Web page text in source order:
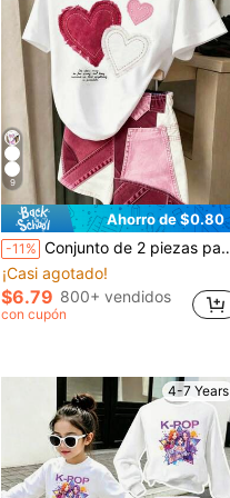
9
Ahorro de $0.80
-11% Conjunto de 2 piezas para niña con camiseta de manga corta y shorts de imitación denim con aplique de corazón y gráfico termoadhesivo, estilo coreano casual de verano, estampado digital patchwork, outfit viral street style, conjunto deportivo de moda para niña pequeña, color rojo
¡Casi agotado!
$6.79 800+ vendidos
con cupón
4-7 Years